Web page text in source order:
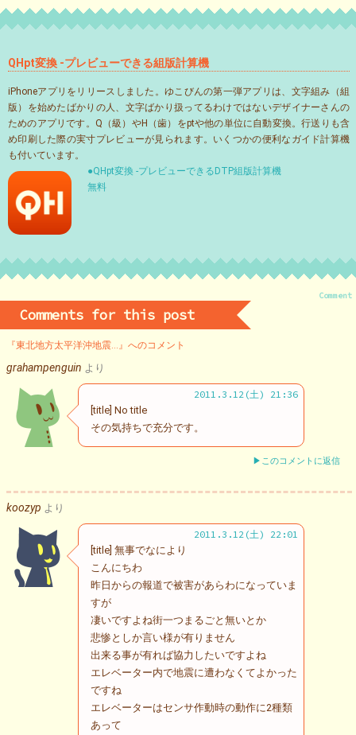
QHpt変換 -プレビューできる組版計算機
iPhoneアプリをリリースしました。ゆこびんの第一弾アプリは、文字組み（組
版）を始めたばかりの人、文字ばかり扱ってるわけではないデザイナーさんの
ためのアプリです。Q（級）やH（歯）をptや他の単位に自動変換。行送りも含
め印刷した際の実寸プレビューが見られます。いくつかの便利なガイド計算機
も付いています。
●QHpt変換 -プレビューできるDTP組版計算機
無料
Comment
Comments for this post
『東北地方太平洋沖地震…』へのコメント
grahampenguin より
2011.3.12(土) 21:36
[title] No title
その気持ちで充分です。
▶このコメントに返信
koozyp より
2011.3.12(土) 22:01
[title] 無事でなにより
こんにちわ
昨日からの報道で被害があらわになっていま
すが
凄いですよね街一つまるごと無いとか
悲惨としか言い様が有りません
出来る事が有れば協力したいですよね
エレベーター内で地震に遭わなくてよかった
ですね
エレベーターはセンサ作動時の動作に2種類
あって